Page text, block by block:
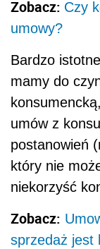
Zobacz: Czy
umowy?
Bardzo
mamy do
umów z
postanowień
który nie
niekorzyść
Zobacz:
sprzedaż jest